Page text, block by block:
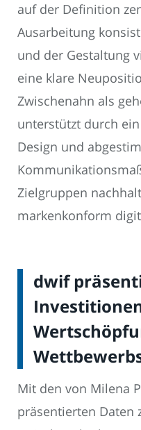
auf der Definition
Ausarbeitung
und der Gestaltung
eine klare
Zwischenahn als
unterstützt durch
Design und
Zielgruppen
markenkonform
dwif
Mit den von Milena
präsentierten Daten